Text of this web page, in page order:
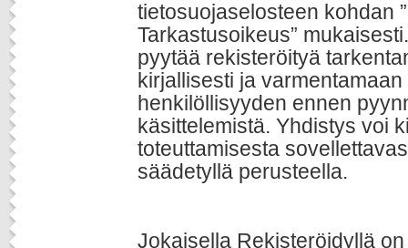
tietosuojaselosteen kohdan
Tarkastusoikeus”
pyytää rekisteröityä
kirjallisesti ja
henkilöllisyyden ennen
käsittelemistä. Yhdistys voi
toteuttamisesta
säädetyllä perusteella.
Jokaisella Rekisteröidyllä